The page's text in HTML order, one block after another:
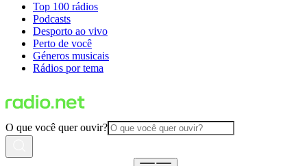
Top 100 rádios
Podcasts
Desporto ao vivo
Perto de você
Géneros musicais
Rádios por tema
O que você quer ouvir?